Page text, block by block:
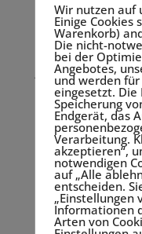
vielleicht – bei
auch bald Kurse
also dahinter?
Januar habe ich
Neueste
Hoffnung – Die
Zeichnen für die
Wir nutzen auf
Einige Cookies
Warenkorb)
Die nicht-
bei der
Angebotes,
und werden
eingesetzt. Die
Speicherung
Endgerät, das
Verarbeitung.
akzeptieren“,
notwendigen
auf „Alle
entscheiden.
„Einstellungen
Informationen
Arten von